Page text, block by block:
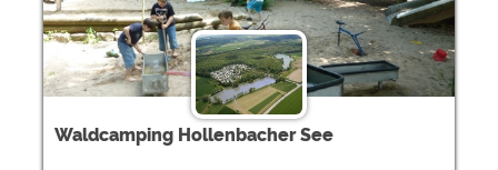
Waldcamping Hollenbacher See